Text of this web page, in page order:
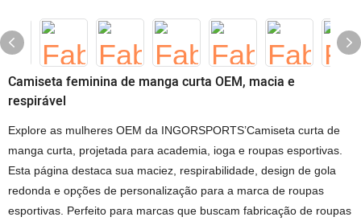
Camiseta feminina de manga curta OEM, macia e
respirável
Explore as mulheres OEM da INGORSPORTS’Camiseta curta de
manga curta, projetada para academia, ioga e roupas esportivas.
Esta página destaca sua maciez, respirabilidade, design de gola
redonda e opções de personalização para a marca de roupas
esportivas. Perfeito para marcas que buscam fabricação de roupas